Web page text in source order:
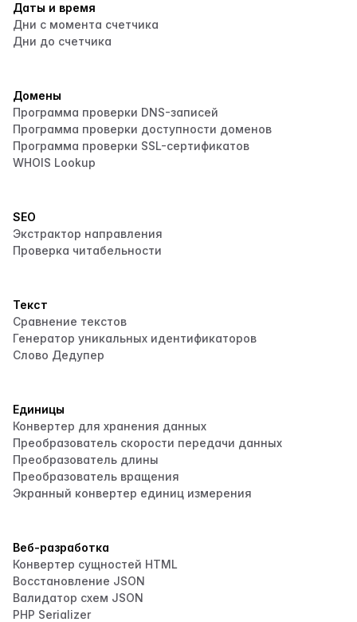
Даты и время
Дни с момента счетчика
Дни до счетчика
Домены
Программа проверки DNS-записей
Программа проверки доступности доменов
Программа проверки SSL-сертификатов
WHOIS Lookup
SEO
Экстрактор направления
Проверка читабельности
Текст
Сравнение текстов
Генератор уникальных идентификаторов
Слово Дедупер
Единицы
Конвертер для хранения данных
Преобразователь скорости передачи данных
Преобразователь длины
Преобразователь вращения
Экранный конвертер единиц измерения
Веб-разработка
Конвертер сущностей HTML
Восстановление JSON
Валидатор схем JSON
PHP Serializer